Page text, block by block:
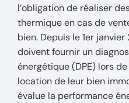
l’obligation de réaliser
thermique en cas de
bien. Depuis le 1er
doivent fournir un
énergétique (DPE) lors
location de leur bien
évalue la performance